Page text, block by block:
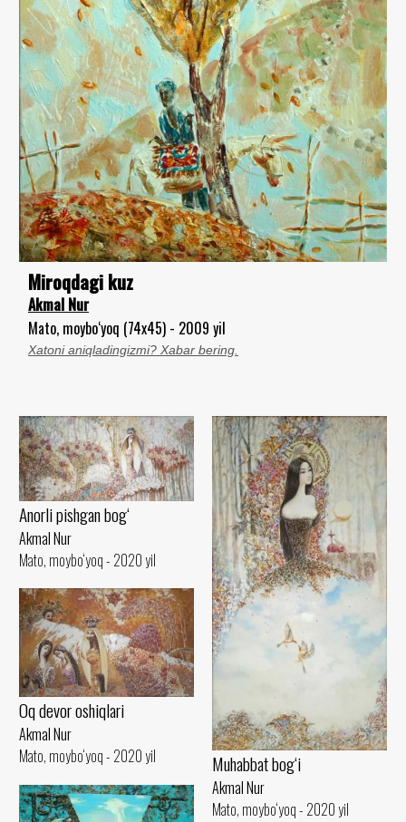
Miroqdagi kuz
Akmal Nur
Mato, moybo‘yoq (74x45) - 2009 yil
Xatoni aniqladingizmi? Xabar bering.
Anorli pishgan bog‘
Akmal Nur
Mato, moybo‘yoq - 2020 yil
Muhabbat bog‘i
Akmal Nur
Mato, moybo‘yoq - 2020 yil
Oq devor oshiqlari
Akmal Nur
Mato, moybo‘yoq - 2020 yil